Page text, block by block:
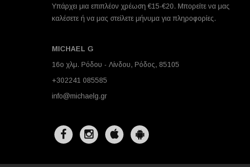
Υπάρχει μια επιπλέον χρέωση €15-€20. Μπορείτε να μας
καλέσετε ή να μας στείλετε μήνυμα για πληροφορίες.
MICHAEL G
16ο χλμ. Ρόδου - Λίνδου, Ρόδος, 85105
+302241 085585
info@michaelg.gr